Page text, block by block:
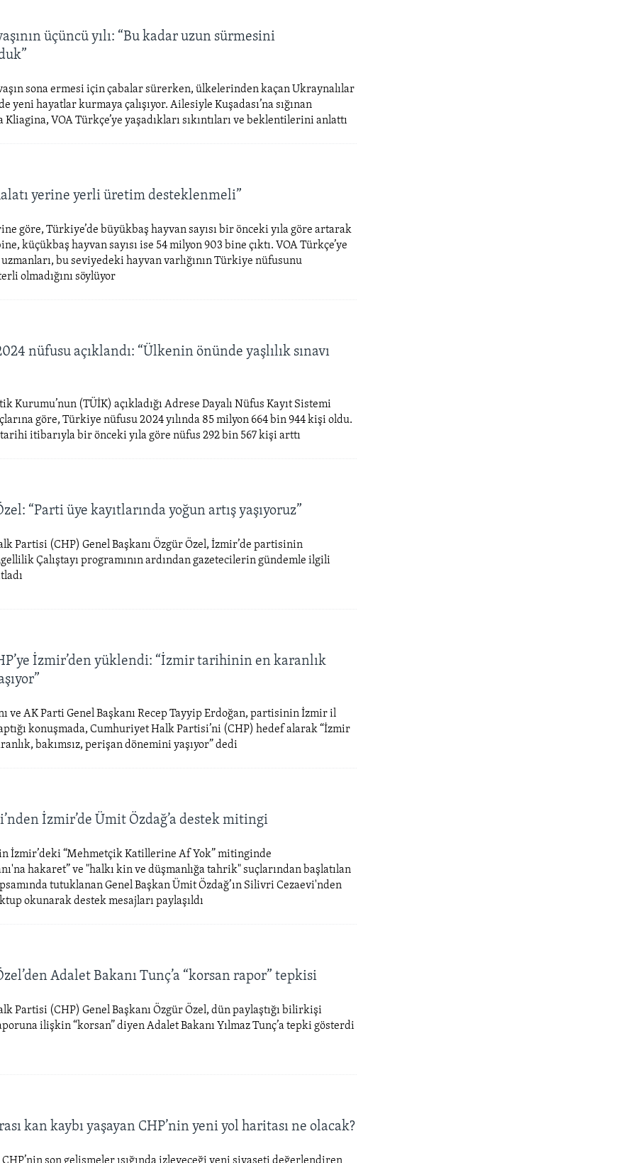
üçüncü yılı: “Bu kadar uzun sürmesini
sona ermesi için çabalar sürerken, ülkelerinden kaçan Ukraynalılar
yeni hayatlar kurmaya çalışıyor. Ailesiyle Kuşadası’na sığınan
VOA Türkçe’ye yaşadıkları sıkıntıları ve beklentilerini anlattı
yerine yerli üretim desteklenmeli”
göre, Türkiye’de büyükbaş hayvan sayısı bir önceki yıla göre artarak
küçükbaş hayvan sayısı ise 54 milyon 903 bine çıktı. VOA Türkçe’ye
bu seviyedeki hayvan varlığının Türkiye nüfusunu
olmadığını söylüyor
nüfusu açıklandı: “Ülkenin önünde yaşlılık sınavı
Kurumu’nun (TÜİK) açıkladığı Adrese Dayalı Nüfus Kayıt Sistemi
göre, Türkiye nüfusu 2024 yılında 85 milyon 664 bin 944 kişi oldu.
tarihi itibarıyla bir önceki yıla göre nüfus 292 bin 567 kişi arttı
“Parti üye kayıtlarında yoğun artış yaşıyoruz”
Partisi (CHP) Genel Başkanı Özgür Özel, İzmir’de partisinin
Çalıştayı programının ardından gazetecilerin gündemle ilgili
İzmir’den yüklendi: “İzmir tarihinin en karanlık
ve AK Parti Genel Başkanı Recep Tayyip Erdoğan, partisinin İzmir il
konuşmada, Cumhuriyet Halk Partisi’ni (CHP) hedef alarak “İzmir
bakımsız, perişan dönemini yaşıyor” dedi
İzmir’de Ümit Özdağ’a destek mitingi
İzmir’deki “Mehmetçik Katillerine Af Yok” mitinginde
hakaret” ve "halkı kin ve düşmanlığa tahrik" suçlarından başlatılan
tutuklanan Genel Başkan Ümit Özdağ’ın Silivri Cezaevi'nden
okunarak destek mesajları paylaşıldı
Adalet Bakanı Tunç’a “korsan rapor” tepkisi
Partisi (CHP) Genel Başkanı Özgür Özel, dün paylaştığı bilirkişi
ilişkin “korsan” diyen Adalet Bakanı Yılmaz Tunç’a tepki gösterdi
kan kaybı yaşayan CHP’nin yeni yol haritası ne olacak?